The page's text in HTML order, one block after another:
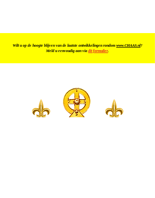
Wilt u op de hoogte blijven van de laatste ontwikkelingen rondom www.CHAAS.nl?
Meld u eenvoudig aan via dit formulier.